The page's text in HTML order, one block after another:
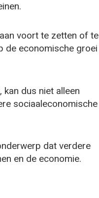
voort te zetten of te
de economische groei
dus niet alleen
sociaaleconomische
dat verdere
en de economie.